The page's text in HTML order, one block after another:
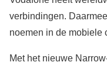
verbindingen.
noemen in de mobiele
Met het nieuwe